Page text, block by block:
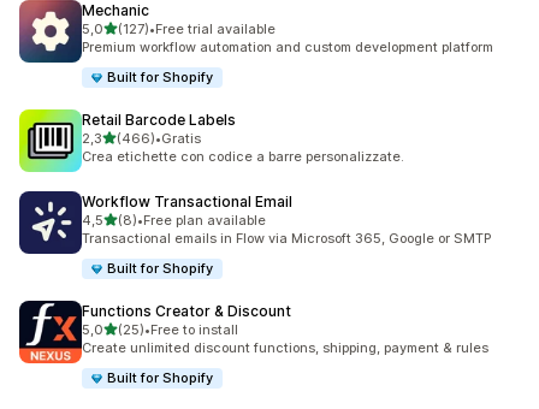
Mechanic
5,0stelle su 5
(127)
127 recensioni totali
•Free trial available
Premium workflow automation and custom development platform
Built for Shopify
Retail Barcode Labels
2,3stelle su 5
(466)
466 recensioni totali
•Gratis
Crea etichette con codice a barre personalizzate.
Workflow Transactional Email
4,5stelle su 5
(8)
8 recensioni totali
•Free plan available
Transactional emails in Flow via Microsoft 365, Google or SMTP
Built for Shopify
Functions Creator & Discount
5,0stelle su 5
(25)
25 recensioni totali
•Free to install
Create unlimited discount functions, shipping, payment & rules
Built for Shopify